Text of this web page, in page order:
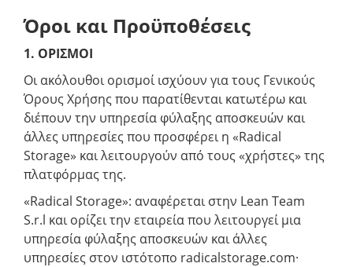
Όροι και Προϋποθέσεις
1. ΟΡΙΣΜΟΙ
Οι ακόλουθοι ορισμοί ισχύουν για τους Γενικούς
Όρους Χρήσης που παρατίθενται κατωτέρω και
διέπουν την υπηρεσία φύλαξης αποσκευών και
άλλες υπηρεσίες που προσφέρει η «Radical
Storage» και λειτουργούν από τους «χρήστες» της
πλατφόρμας της.
«Radical Storage»: αναφέρεται στην Lean Team
S.r.l και ορίζει την εταιρεία που λειτουργεί μια
υπηρεσία φύλαξης αποσκευών και άλλες
υπηρεσίες στον ιστότοπο radicalstorage.com·